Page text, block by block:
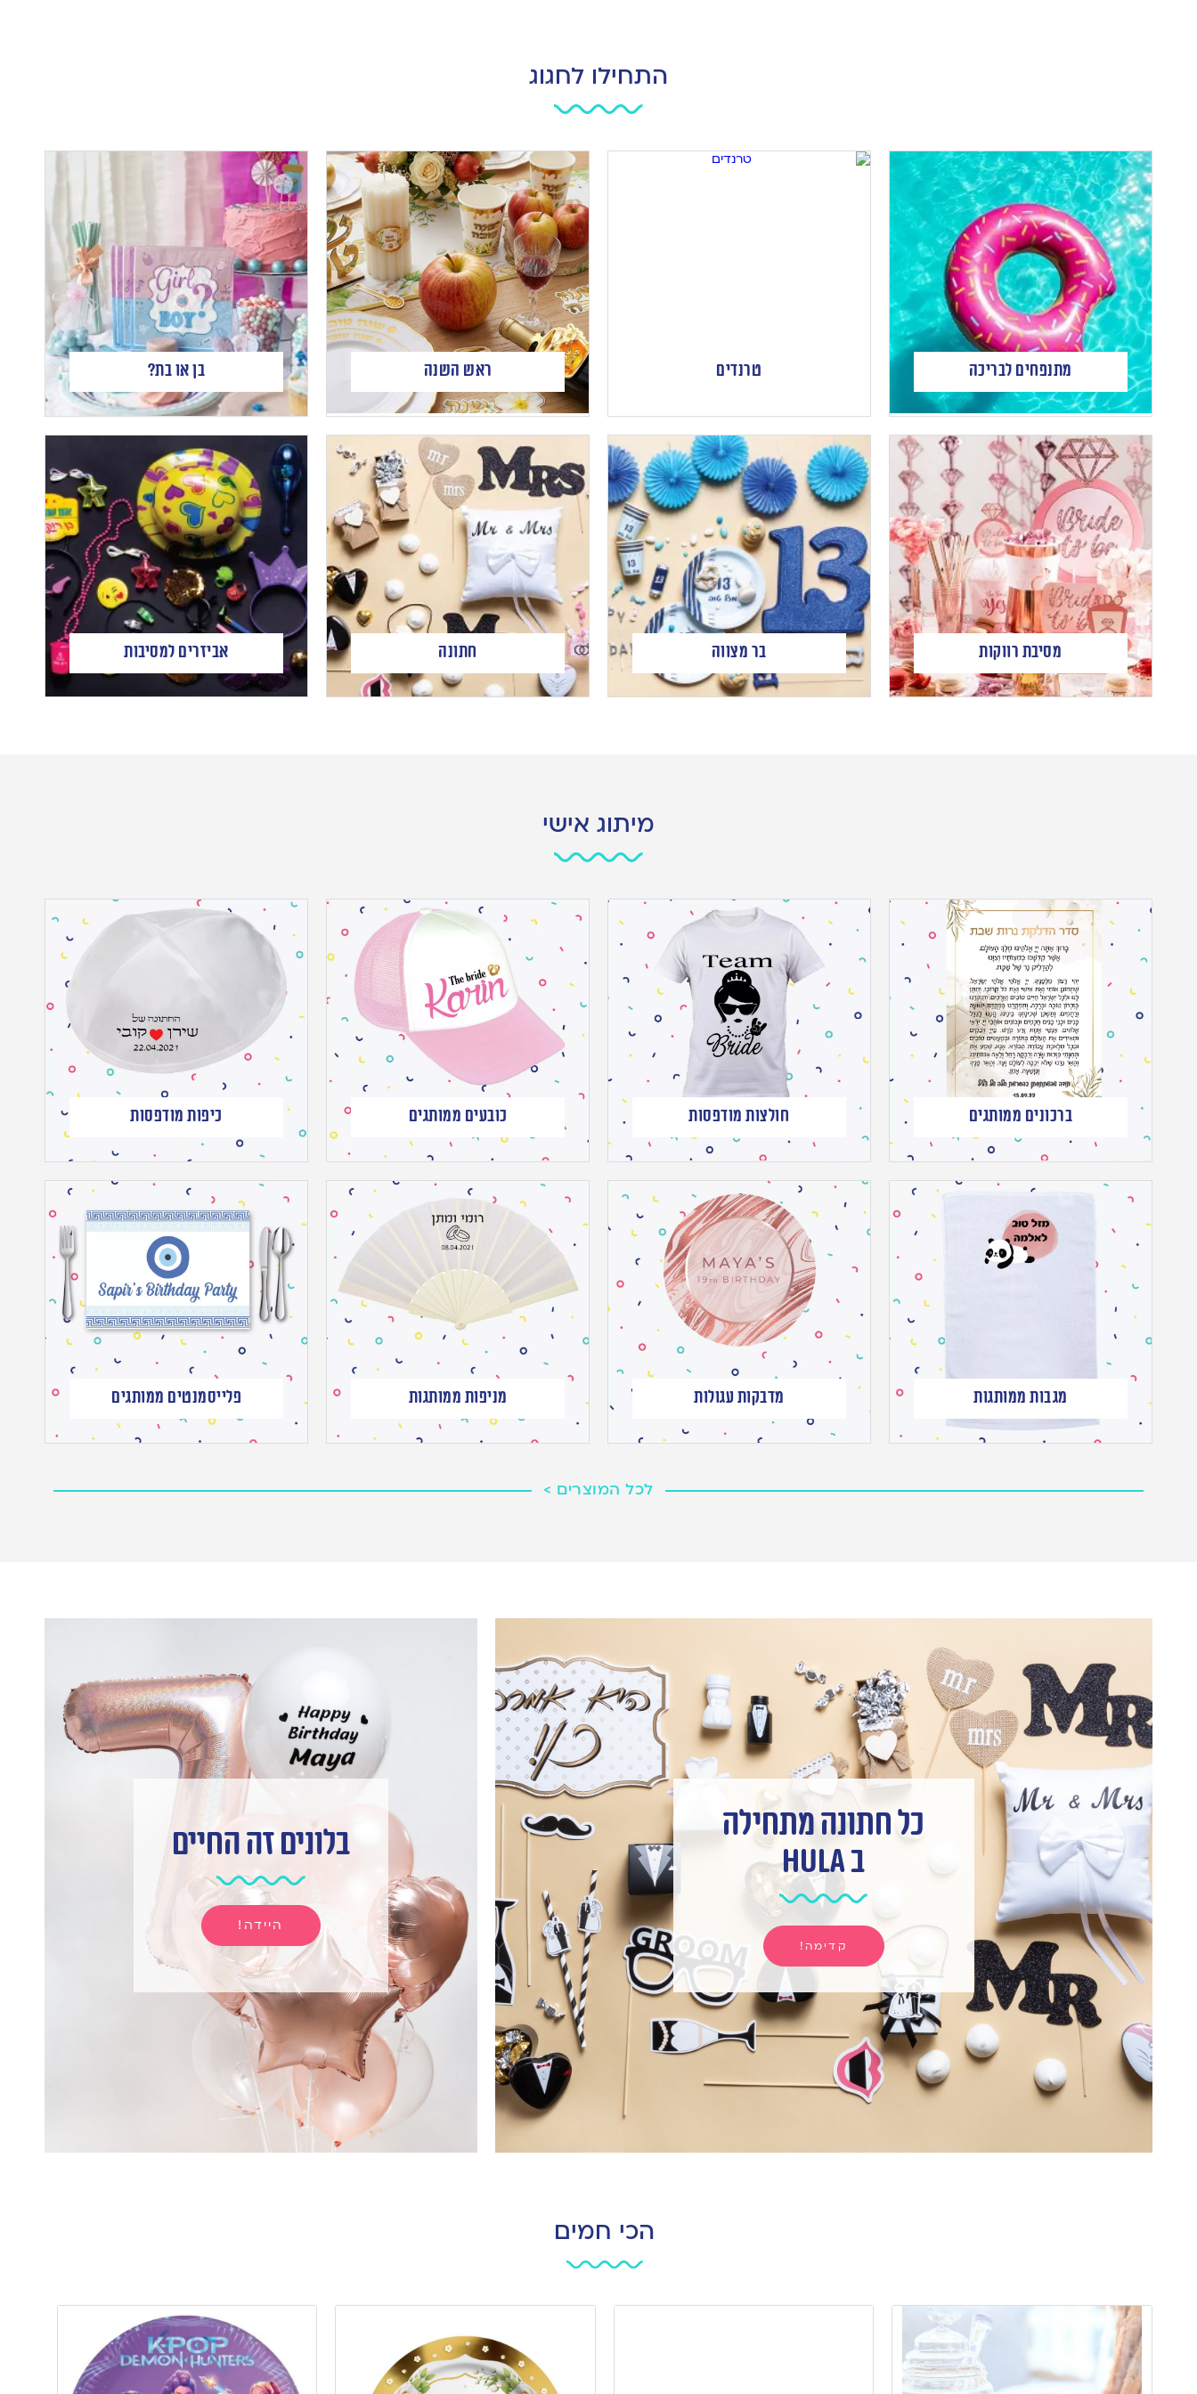
התחילו לחגוג
מתנפחים לבריכה טרנדים ראש השנה בן או בת?
מסיבת רווקות בר מצווה חתונה אביזרים למסיבות
מיתוג אישי
ברכונים ממותגים חולצות מודפסות כובעים ממותגים כיפות מודפסות
מגבות ממותגות מדבקות עגולות מניפות ממותגות פלייסמנטים ממותגים
לכל המוצרים >
כל חתונה מתחילה
ב hula
קדימה!
בלונים זה החיים
היידה!
הכי חמים